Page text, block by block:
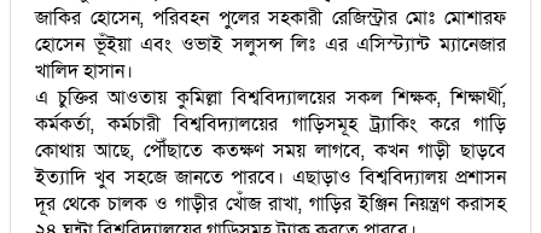
জাকির হোসেন, পরিবহন পুলের সহকারী রেজিস্ট্রার মোঃ মোশারফ
হোসেন ভূঁইয়া এবং ওভাই সলুসন্স লিঃ এর এসিস্ট্যান্ট ম্যানেজার
খালিদ হাসান।
এ চুক্তির আওতায় কুমিল্লা বিশ্ববিদ্যালয়ের সকল শিক্ষক, শিক্ষার্থী,
কর্মকর্তা, কর্মচারী বিশ্ববিদ্যালয়ের গাড়িসমূহ ট্র্যাকিং করে গাড়ি
কোথায় আছে, পৌঁছাতে কতক্ষণ সময় লাগবে, কখন গাড়ী ছাড়বে
ইত্যাদি খুব সহজে জানতে পারবে। এছাড়াও বিশ্ববিদ্যালয় প্রশাসন
দূর থেকে চালক ও গাড়ীর খোঁজ রাখা, গাড়ির ইঞ্জিন নিয়ন্ত্রণ করাসহ